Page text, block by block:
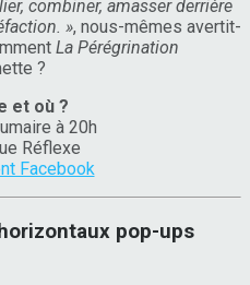
combiner, amasser derrière
», nous-mêmes avertit-
La Pérégrination
?
et où ?
à 20h
Réflexe
Facebook
pop-ups